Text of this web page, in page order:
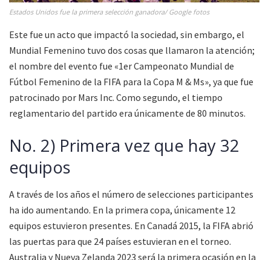
Estados Unidos fue la primera selección ganadora/ Google fotos
Este fue un acto que impactó la sociedad, sin embargo, el
Mundial Femenino tuvo dos cosas que llamaron la atención;
el nombre del evento fue «1er Campeonato Mundial de
Fútbol Femenino de la FIFA para la Copa M & Ms», ya que fue
patrocinado por Mars Inc. Como segundo, el tiempo
reglamentario del partido era únicamente de 80 minutos.
No. 2) Primera vez que hay 32
equipos
A través de los años el número de selecciones participantes
ha ido aumentando. En la primera copa, únicamente 12
equipos estuvieron presentes. En Canadá 2015, la FIFA abrió
las puertas para que 24 países estuvieran en el torneo.
Australia y Nueva Zelanda 2023 será la primera ocasión en la